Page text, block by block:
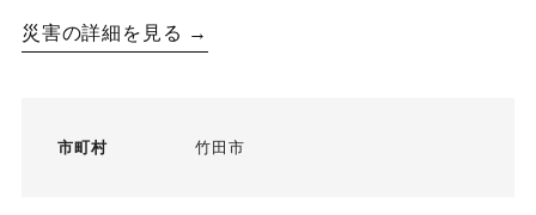
災害の詳細を見る →
市町村 竹田市